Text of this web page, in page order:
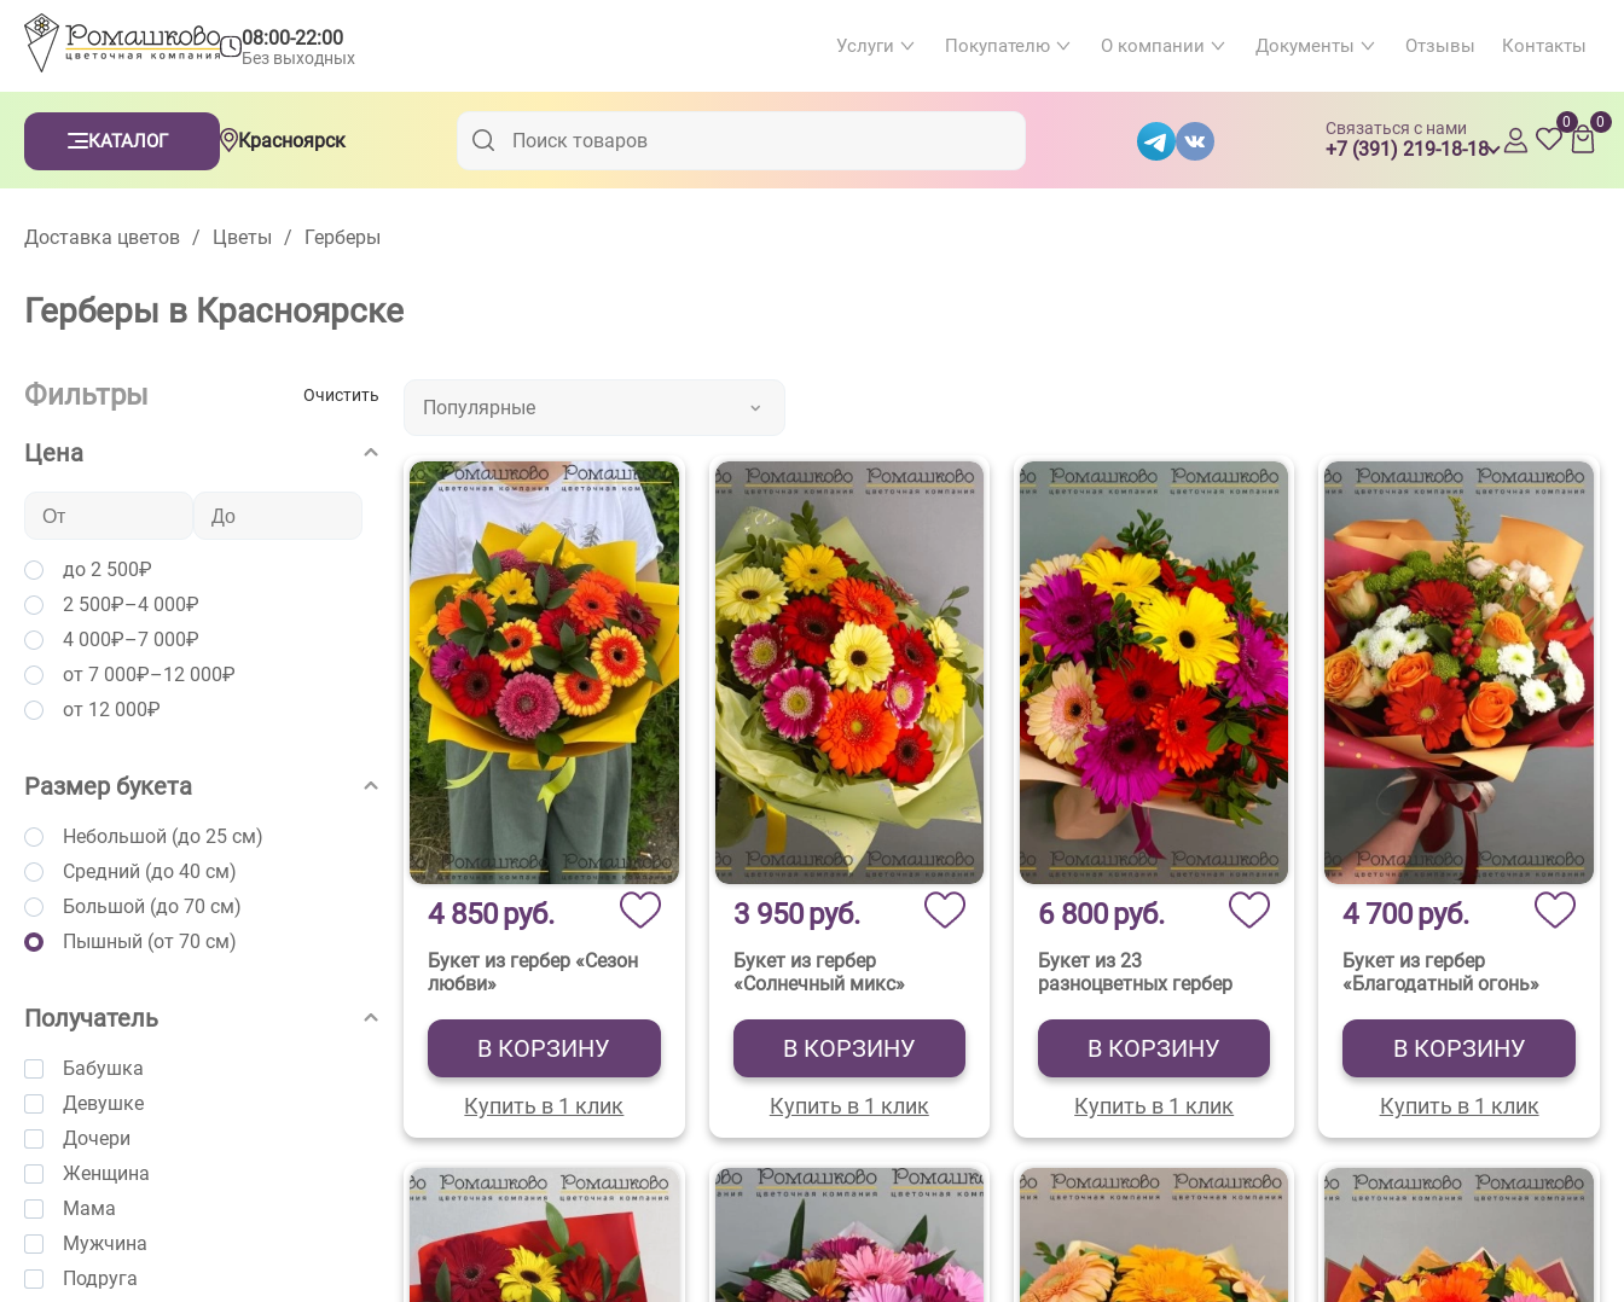
08:00-22:00
Без выходных
Услуги Покупателю О компании Документы Отзывы Контакты
КАТАЛОГ Красноярск
Связаться с нами
+7 (391) 219-18-18
0 0
Доставка цветов / Цветы / Герберы
Герберы в Красноярске
Фильтры Очистить
Цена
до 2 500₽
2 500₽–4 000₽
4 000₽–7 000₽
от 7 000₽–12 000₽
от 12 000₽
Размер букета
Небольшой (до 25 см)
Средний (до 40 см)
Большой (до 70 см)
Пышный (от 70 см)
Получатель
Бабушка
Девушке
Дочери
Женщина
Мама
Мужчина
Подруга
Популярные
4 850руб.
Букет из гербер «Сезон
любви»
В КОРЗИНУ
Купить в 1 клик
3 950руб.
Букет из гербер
«Солнечный микс»
В КОРЗИНУ
Купить в 1 клик
6 800руб.
Букет из 23
разноцветных гербер
В КОРЗИНУ
Купить в 1 клик
4 700руб.
Букет из гербер
«Благодатный огонь»
В КОРЗИНУ
Купить в 1 клик